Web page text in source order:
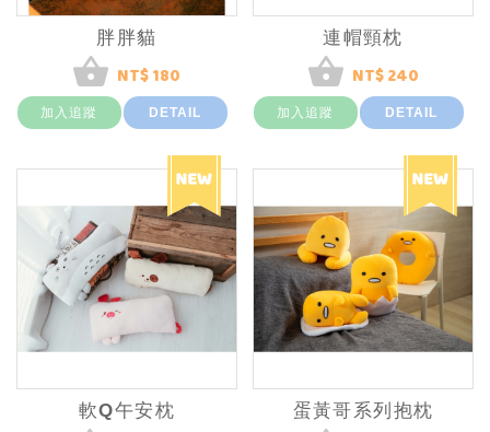
胖胖貓
NT$ 180
加入追蹤 DETAIL
連帽頸枕
NT$ 240
加入追蹤 DETAIL
軟Q午安枕 蛋黃哥系列抱枕